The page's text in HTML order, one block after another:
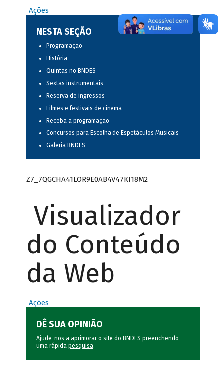
Ações
NESTA SEÇÃO
Programação
História
Quintas no BNDES
Sextas instrumentais
Reserva de ingressos
Filmes e festivais de cinema
Receba a programação
Concursos para Escolha de Espetáculos Musicais
Galeria BNDES
Z7_7QGCHA41LOR9E0AB4V47KI18M2
Visualizador
do Conteúdo
da Web
Ações
DÊ SUA OPINIÃO
Ajude-nos a aprimorar o site do BNDES preenchendo
uma rápida pesquisa.